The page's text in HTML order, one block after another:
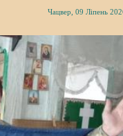
Чацвер, 09 Ліпень